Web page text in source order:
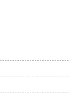
найдете